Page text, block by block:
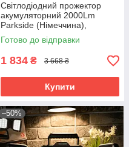
Світлодіодний прожектор
акумуляторний 2000Lm
Parkside (Німеччина),
Прожектор переносний
світлодіодний, RYH
Готово до відправки
1 834 ₴ 3 668 ₴
Купити
–50%